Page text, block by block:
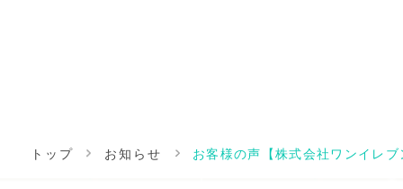
トップ お知らせ お客様の声【株式会社ワンイレ